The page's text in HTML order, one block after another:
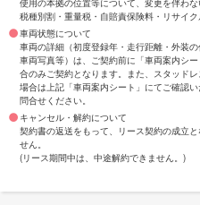
使用の本拠の位置等について、変更を伴わ
税種別割・重量税・自賠責保険料・リサイ
車両状態について
車両の詳細（初度登録年・走行距離・外装
車両写真等）は、ご契約前に「車両案内シ
合のみご契約となります。また、スタッド
場合は上記「車両案内シート」にてご確認
問合せください。
キャンセル・解約について
契約書の返送をもって、リース契約の成立
せん。
(リース期間中は、中途解約できません。)